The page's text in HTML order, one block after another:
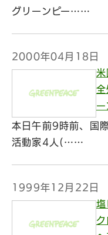
グリーンピー……
2000年04月18日
米
全
本日午前9時前、国
活動家4人(……
1999年12月22日
塩